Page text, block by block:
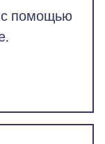
с помощью